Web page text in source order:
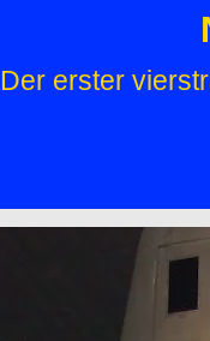
Der erster